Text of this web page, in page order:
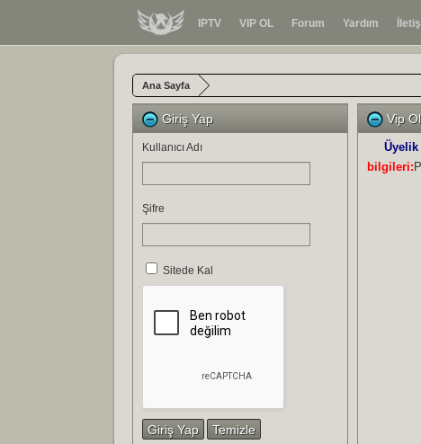
IPTV VIP OL Forum Yardım
Ana Sayfa
Giriş Yap
Kullanıcı Adı
Şifre
Sitede Kal
Vip Ol
Üyelik
bilgileri: